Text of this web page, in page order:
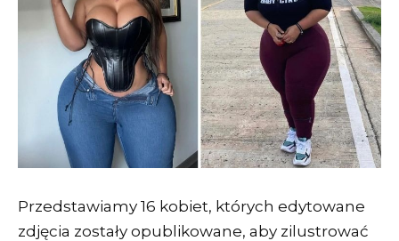
Przedstawiamy 16 kobiet, których edytowane
zdjęcia zostały opublikowane, aby zilustrować